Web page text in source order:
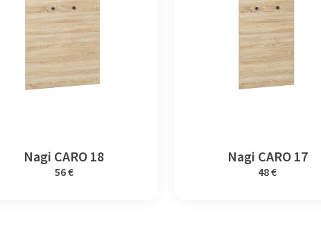
Nagi CARO 18
56 €
Nagi CARO 17
48 €